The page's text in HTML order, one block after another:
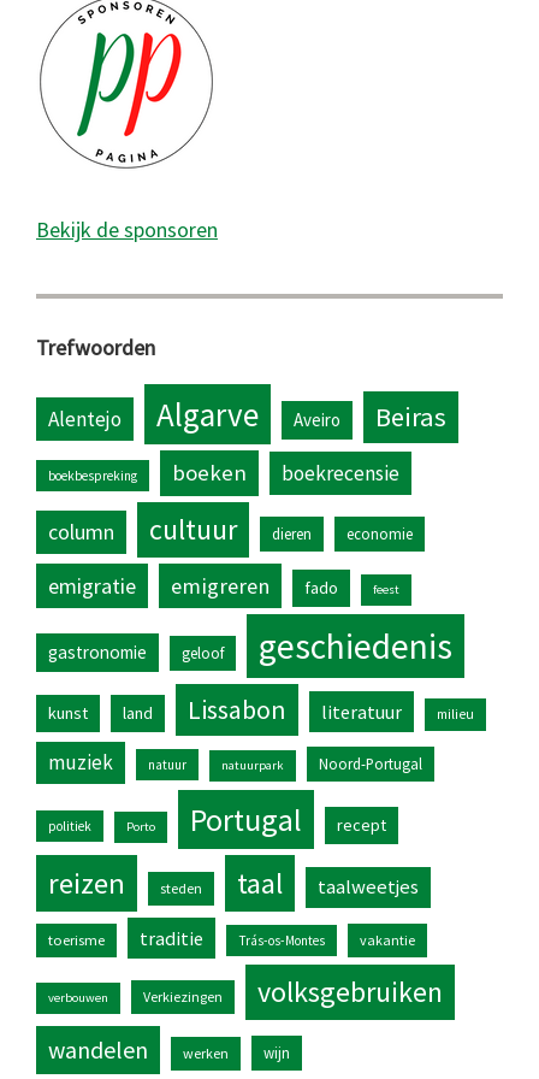
Bekijk de sponsoren
Trefwoorden
Alentejo Algarve Aveiro Beiras
boekbespreking boeken boekrecensie
column cultuur dieren economie
emigratie emigreren fado feest
gastronomie geloof geschiedenis
kunst land Lissabon literatuur milieu
muziek natuur natuurpark Noord-Portugal
politiek Porto Portugal recept
reizen steden taal taalweetjes
toerisme traditie Trás-os-Montes vakantie
verbouwen Verkiezingen volksgebruiken
wandelen werken wijn